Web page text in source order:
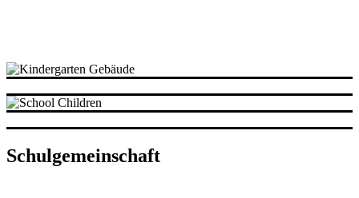
Schulgemeinschaft